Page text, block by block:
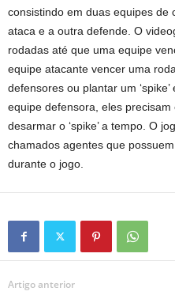
consistindo em duas equipes de
ataca e a outra defende. O
rodadas até que uma equipe
equipe atacante vencer uma
defensores ou plantar um
equipe defensora, eles
desarmar o ‘spike’ a tempo. O
chamados agentes que
durante o jogo.
Artigo anterior